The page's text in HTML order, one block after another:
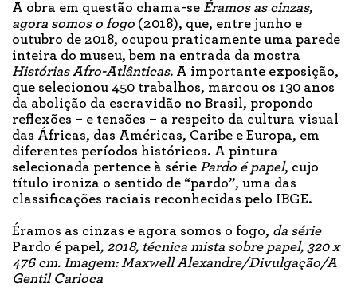
A obra em questão chama-se Éramos as cinzas,
agora somos o fogo (2018), que, entre junho e
outubro de 2018, ocupou praticamente uma parede
inteira do museu, bem na entrada da mostra
Histórias Afro-Atlânticas. A importante exposição,
que selecionou 450 trabalhos, marcou os 130 anos
da abolição da escravidão no Brasil, propondo
reflexões – e tensões – a respeito da cultura visual
das Áfricas, das Américas, Caribe e Europa, em
diferentes períodos históricos. A pintura
selecionada pertence à série Pardo é papel, cujo
título ironiza o sentido de “pardo”, uma das
classificações raciais reconhecidas pelo IBGE.
Éramos as cinzas e agora somos o fogo, da série
Pardo é papel, 2018, técnica mista sobre papel, 320 x
476 cm. Imagem:Maxwell Alexandre/Divulgação/A
Gentil Carioca